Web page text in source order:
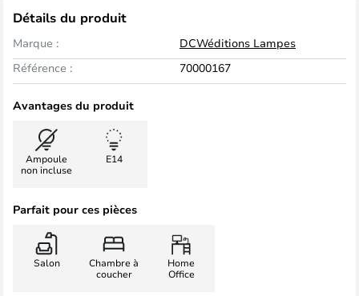
Détails du produit
Marque :
DCWéditions Lampes
Référence :
70000167
Avantages du produit
Ampoule
non incluse
E14
Parfait pour ces pièces
Salon
Chambre à
coucher
Home
Office